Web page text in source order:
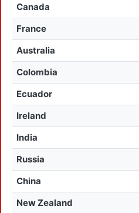
Canada
France
Australia
Colombia
Ecuador
Ireland
India
Russia
China
New Zealand